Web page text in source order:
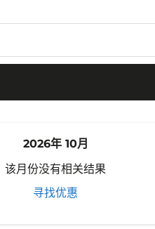
2026年 10月
该月份没有相关结果
寻找优惠